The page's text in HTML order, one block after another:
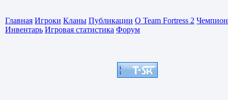
Главная Игроки Кланы Публикации О Team Fortress 2
Инвентарь Игровая статистика Форум